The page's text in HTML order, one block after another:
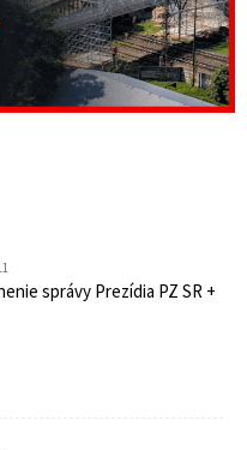
správy Prezídia PZ SR +